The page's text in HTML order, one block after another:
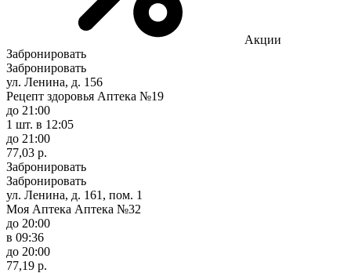
Акции
Забронировать
Забронировать
ул. Ленина, д. 156
Рецепт здоровья Аптека №19
до 21:00
1 шт. в 12:05
до 21:00
77,03 р.
Забронировать
Забронировать
ул. Ленина, д. 161, пом. 1
Моя Аптека Аптека №32
до 20:00
в 09:36
до 20:00
77,19 р.